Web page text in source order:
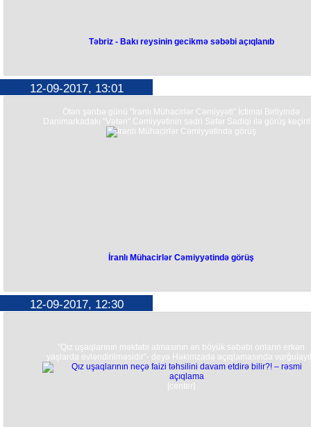
Təbriz - Bakı reysinin gecikmə səbəbi açıqlanıb
12-09-2017, 13:01
Ötən şənbə günü "İranlı Mühacirlər Cəmiyyəti" İctimai Birliyində
Danimarkadakı "Vətən" Cəmiyyətinin sədri Səfər Sadiqi ilə görüş
İranlı Mühacirlər Cəmiyyətində görüş
12-09-2017, 12:30
“Qız uşaqlarının məktəbi atmasının ən böyük səbəbi onların erkən
yaşlarda evləndirilməsidir”- deyə Həkimzadə açıqlamasında
[center]